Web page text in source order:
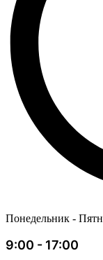
Понедельник -
9:00 - 17:00